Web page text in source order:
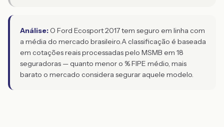
Análise: O Ford Ecosport 2017 tem seguro em linha com
a média do mercado brasileiro.A classificação é baseada
em cotações reais processadas pelo MSMB em 18
seguradoras — quanto menor o % FIPE médio, mais
barato o mercado considera segurar aquele modelo.